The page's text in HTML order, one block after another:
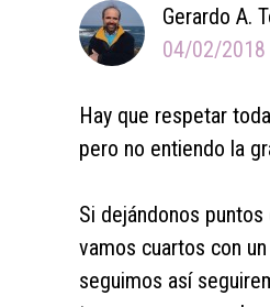
Gerardo A.
04/02/2018
Hay que respetar
pero no entiendo la
Si dejándonos
vamos cuartos con
seguimos así